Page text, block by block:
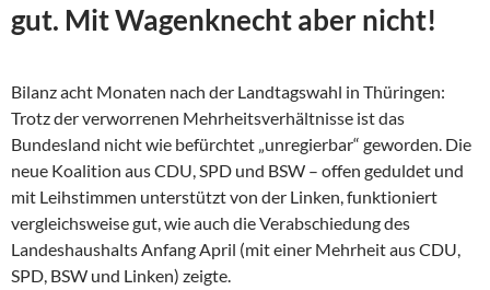
gut. Mit Wagenknecht aber nicht!
Bilanz acht Monaten nach der Landtagswahl in Thüringen:
Trotz der verworrenen Mehrheitsverhältnisse ist das
Bundesland nicht wie befürchtet „unregierbar“ geworden. Die
neue Koalition aus CDU, SPD und BSW – offen geduldet und
mit Leihstimmen unterstützt von der Linken, funktioniert
vergleichsweise gut, wie auch die Verabschiedung des
Landeshaushalts Anfang April (mit einer Mehrheit aus CDU,
SPD, BSW und Linken) zeigte.